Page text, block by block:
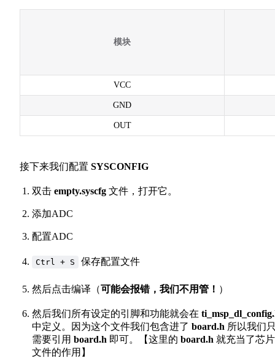
模块
VCC
GND
OUT
接下来我们配置 SYSCONFIG
双击 empty.syscfg 文件，打开它。
添加ADC
配置ADC
Ctrl + S 保存配置文件
然后点击编译（可能会报错，我们不用管！ ）
然后我们所有设定的引脚和功能就会在
中定义。因为这个文件我们包含进了 board.h 所以我们
需要引用 board.h 即可。【这里的 board.h 就充当了芯
文件的作用】